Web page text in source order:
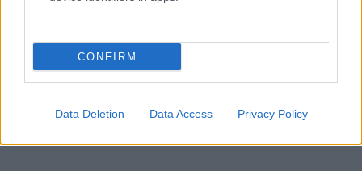
CONFIRM
Data Deletion Data Access Privacy Policy